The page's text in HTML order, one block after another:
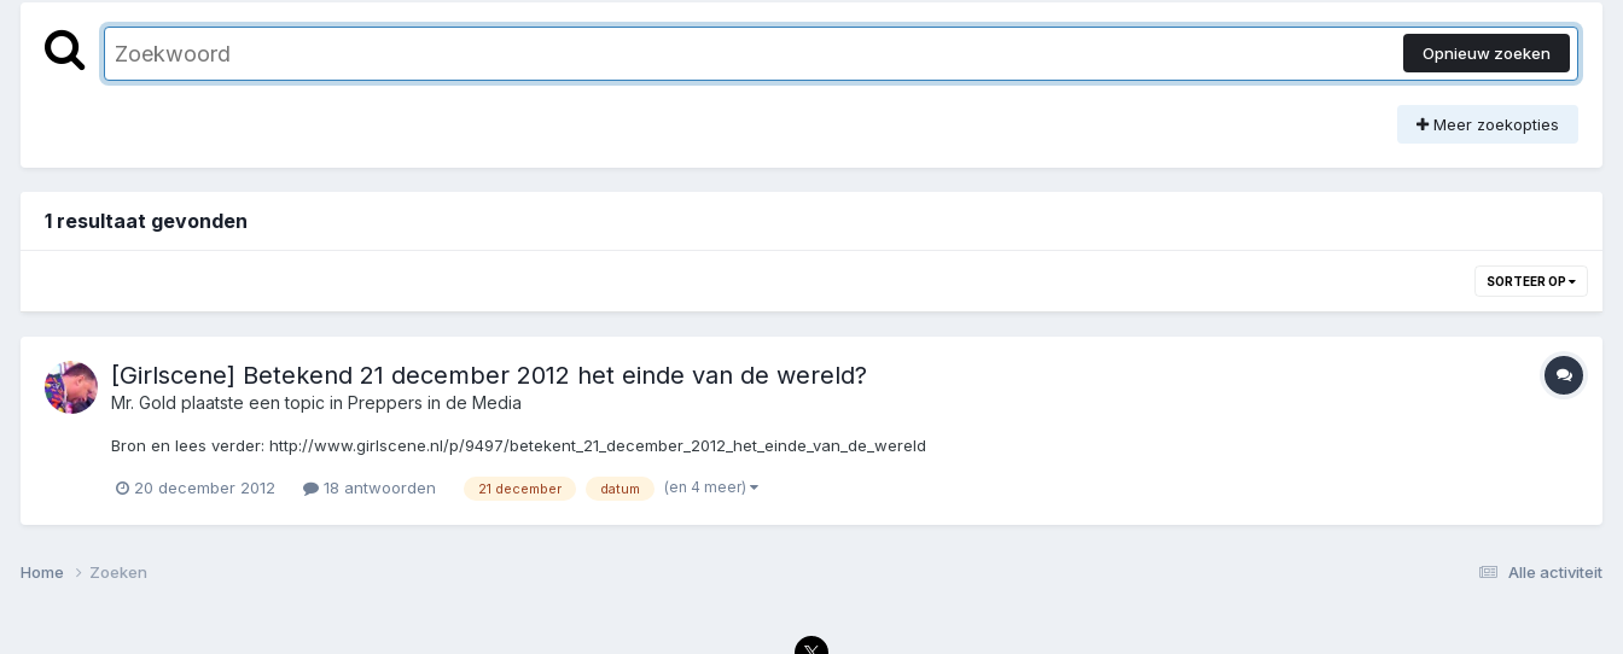
Opnieuw zoeken
Meer zoekopties
1 resultaat gevonden
SORTEER OP
[Girlscene] Betekend 21 december 2012 het einde van de wereld?
Mr. Gold plaatste een topic in Preppers in de Media
Bron en lees verder: http://www.girlscene.nl/p/9497/betekent_21_december_2012_het_einde_van_de_wereld
20 december 2012 18 antwoorden 21 december datum (en 4 meer)
Alle activiteit
Home Zoeken